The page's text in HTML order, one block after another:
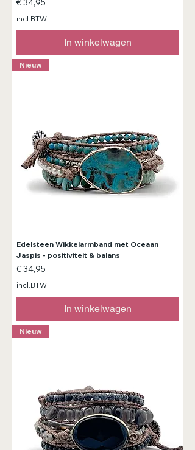
€ 34,95
incl.BTW
In winkelwagen
Nieuw
Edelsteen Wikkelarmband met Oceaan
Jaspis - positiviteit & balans
Prijs
€ 34,95
incl.BTW
In winkelwagen
Nieuw